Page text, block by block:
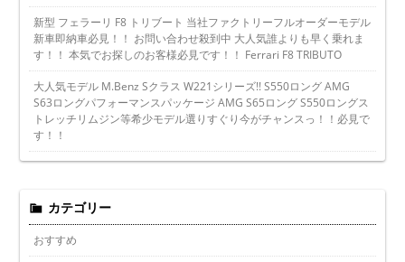
新型 フェラーリ F8 トリブート 当社ファクトリーフルオーダーモデル
新車即納車必見！！ お問い合わせ殺到中 大人気誰よりも早く乗れま
す！！ 本気でお探しのお客様必見です！！ Ferrari F8 TRIBUTO
大人気モデル M.Benz Sクラス W221シリーズ!! S550ロング AMG
S63ロングパフォーマンスパッケージ AMG S65ロング S550ロングス
トレッチリムジン等希少モデル選りすぐり今がチャンスっ！！必見で
す！！
カテゴリー
おすすめ